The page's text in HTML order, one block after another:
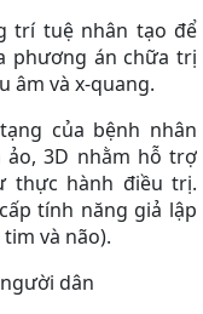
trí tuệ nhân tạo để
phương án chữa trị
âm và x-quang.
của bệnh nhân
3D nhằm hỗ trợ
thực hành điều trị.
tính năng giả lập
và não).
dân